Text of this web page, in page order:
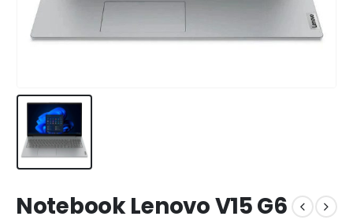
Notebook Lenovo V15 G6